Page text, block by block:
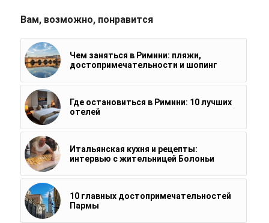
Вам, возможно, понравится
Чем заняться в Римини: пляжи,
достопримечательности и шопинг
Где остановиться в Римини: 10 лучших
отелей
Итальянская кухня и рецепты:
интервью с жительницей Болоньи
10 главных достопримечательностей
Пармы